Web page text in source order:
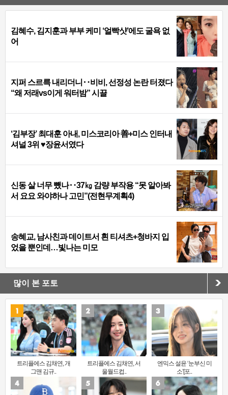
김혜수, 김지훈과 부부 케미 ‘얼빡샷’에도 굴욕 없
어
지퍼 스르륵 내리더니‥비비, 선정성 논란 터졌다
“왜 저래vs이게 워터밤” 시끌
‘김부장’ 최대훈 아내, 미스코리아 善+미스 인터내
셔널 3위 ♥장윤서였다
신동 살 너무 뺐나‥37㎏ 감량 부작용 “못 알아봐
서 요요 와야하나 고민”(전현무계획4)
송혜교, 남사친과 데이트서 흰 티셔츠+청바지 입
었을 뿐인데…빛나는 미모
많이 본 포토
트리플에스 김채연, 개
그맨 김규..
트리플에스 김채연, 서
울월드컵..
엔믹스 설윤 ‘눈부신 미
소’[포..